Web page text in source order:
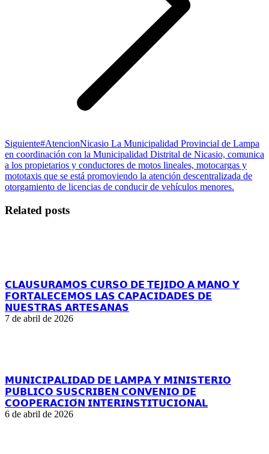
SiguientePublicación
siguiente:
#AtencionNicasio La Municipalidad Provincial de Lampa
en coordinación con la Municipalidad Distrital de Nicasio, comunica
a los propietarios y conductores de motos lineales, motocargas y
mototaxis que se está promoviendo la atención descentralizada de
otorgamiento de licencias de conducir de vehículos menores.
Related posts
𝗖𝗟𝗔𝗨𝗦𝗨𝗥𝗔𝗠𝗢𝗦 𝗖𝗨𝗥𝗦𝗢 𝗗𝗘 𝗧𝗘𝗝𝗜𝗗𝗢 𝗔 𝗠𝗔𝗡𝗢 𝗬
𝗙𝗢𝗥𝗧𝗔𝗟𝗘𝗖𝗘𝗠𝗢𝗦 𝗟𝗔𝗦 𝗖𝗔𝗣𝗔𝗖𝗜𝗗𝗔𝗗𝗘𝗦 𝗗𝗘
𝗡𝗨𝗘𝗦𝗧𝗥𝗔𝗦 𝗔𝗥𝗧𝗘𝗦𝗔𝗡𝗔𝗦
7 de abril de 2026
𝗠𝗨𝗡𝗜𝗖𝗜𝗣𝗔𝗟𝗜𝗗𝗔𝗗 𝗗𝗘 𝗟𝗔𝗠𝗣𝗔 𝗬 𝗠𝗜𝗡𝗜𝗦𝗧𝗘𝗥𝗜𝗢
𝗣𝗨́𝗕𝗟𝗜𝗖𝗢 𝗦𝗨𝗦𝗖𝗥𝗜𝗕𝗘𝗡 𝗖𝗢𝗡𝗩𝗘𝗡𝗜𝗢 𝗗𝗘
𝗖𝗢𝗢𝗣𝗘𝗥𝗔𝗖𝗜𝗢́𝗡 𝗜𝗡𝗧𝗘𝗥𝗜𝗡𝗦𝗧𝗜𝗧𝗨𝗖𝗜𝗢𝗡𝗔𝗟
6 de abril de 2026